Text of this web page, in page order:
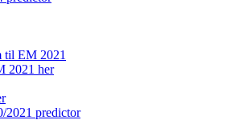
til EM 2021
2021 her
2021 predictor